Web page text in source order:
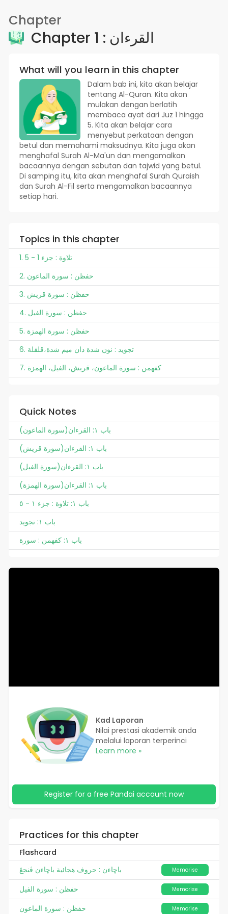
Chapter
Chapter 1 : القرءان
What will you learn in this chapter
Dalam bab ini, kita akan belajar
tentang Al-Quran. Kita akan
mulakan dengan berlatih
membaca ayat dari Juz 1 hingga
5. Kita akan belajar cara
menyebut perkataan dengan
betul dan memahami maksudnya. Kita juga akan
menghafal Surah Al-Ma'un dan mengamalkan
bacaannya dengan sebutan dan tajwid yang betul.
Di samping itu, kita akan menghafal Surah Quraish
dan Surah Al-Fil serta mengamalkan bacaannya
setiap hari.
Topics in this chapter
1. تلاوة : جزء 1 - 5
2. حفظن : سورة الماعون
3. حفظن : سورة قريش
4. حفظن : سورة الفيل
5. حفظن : سورة الهمزة
6. تجويد : نون شدة دان ميم شدة،قلقلة
7. کفهمن : سورة الماعون، قريش، الفيل، الهمزة
Quick Notes
(سورة الماعون)باب ١: القرءان
(سورة قريش)باب ١: القرءان
(سورة الفيل)باب ١: القرءان
(سورة الهمزة)باب ١: القرءان
باب ١: تلاوة : جزء ١ - ٥
باب ١: تجويد
باب ١: کفهمن : سورة
Kad Laporan
Nilai prestasi akademik anda
melalui laporan terperinci
Learn more »
Register for a free Pandai account now
Practices for this chapter
Flashcard
باچاءن : حروف هجائية باچاءن ڤنجڠ
Memorise
حفظن : سورة الفيل Memorise
حفظن : سورة الماعون Memorise